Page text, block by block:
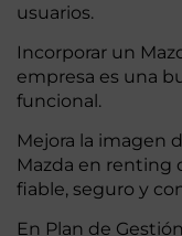
usuarios.
Incorporar un
empresa es una
funcional.
Mejora la imagen
Mazda en renting
fiable, seguro y
En Plan de